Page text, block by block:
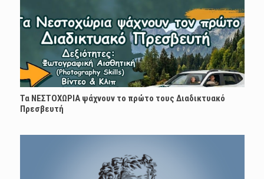
Τα ΝΕΣΤΟΧΩΡΙΑ ψάχνουν το πρώτο τους Διαδικτυακό
Πρεσβευτή